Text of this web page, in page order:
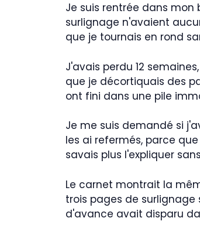
Je suis rentrée dans mon
surlignage n'avaient
que je tournais en rond
J'avais perdu 12
que je décortiquais des
ont fini dans une pile
Je me suis demandé si
les ai refermés, parce
savais plus l'expliquer
Le carnet montrait la
trois pages de
d'avance avait disparu